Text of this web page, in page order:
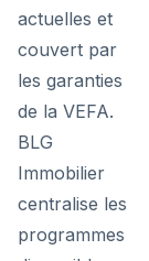
actuelles et
couvert par
les garanties
de la VEFA.
BLG
Immobilier
centralise les
programmes